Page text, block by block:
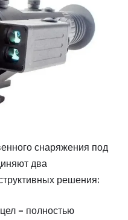
снаряжения под
два
решения:
– полностью